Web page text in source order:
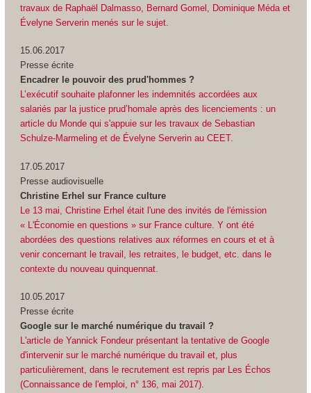
travaux de Raphaël Dalmasso, Bernard Gomel, Dominique Méda et
Évelyne Serverin menés sur le sujet.
15.06.2017
Presse écrite
Encadrer le pouvoir des prud'hommes ?
L’exécutif souhaite plafonner les indemnités accordées aux
salariés par la justice prud’homale après des licenciements : un
article du Monde qui s'appuie sur les travaux de Sebastian
Schulze-Marmeling et de Évelyne Serverin au CEET.
17.05.2017
Presse audiovisuelle
Christine Erhel sur France culture
Le 13 mai, Christine Erhel était l'une des invités de l'émission
« L'Économie en questions » sur France culture. Y ont été
abordées des questions relatives aux réformes en cours et et à
venir concernant le travail, les retraites, le budget, etc. dans le
contexte du nouveau quinquennat.
10.05.2017
Presse écrite
Google sur le marché numérique du travail ?
L'article de Yannick Fondeur présentant la tentative de Google
d'intervenir sur le marché numérique du travail et, plus
particulièrement, dans le recrutement est repris par Les Échos
(Connaissance de l'emploi, n° 136, mai 2017).